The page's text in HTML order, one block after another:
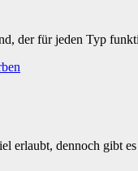
der für jeden Typ
erlaubt, dennoch gibt